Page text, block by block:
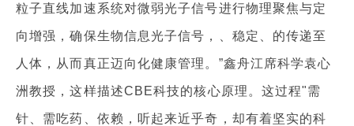
粒子直线加速系统对微弱光子信号进行物理聚焦与定
向增强，确保生物信息光子信号，、稳定、的传递至
人体，从而真正迈向化健康管理。”鑫舟江席科学袁心
洲教授，这样描述CBE科技的核心原理。这过程"需
针、需吃药、依赖，听起来近乎奇，却有着坚实的科